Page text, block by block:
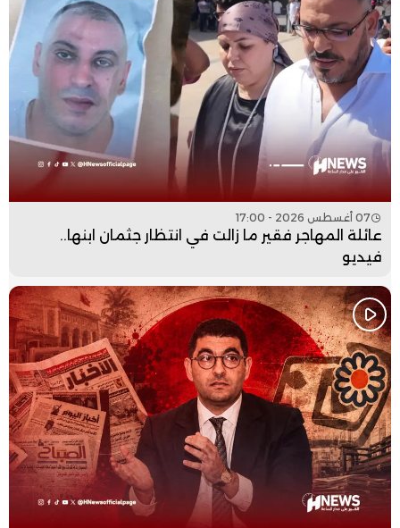
07 أغسطس 2026 - 17:00
عائلة المهاجر فقير ما زالت في انتظار جثمان ابنها..
فيديو